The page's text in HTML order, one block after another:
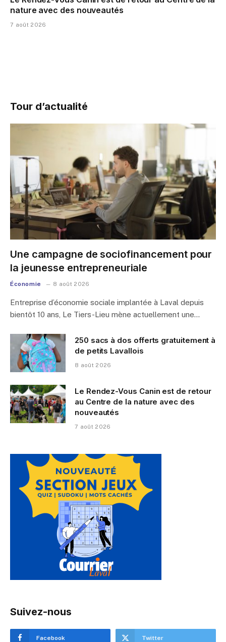
nature avec des nouveautés
7 août 2026
Tour d’actualité
Une campagne de sociofinancement pour
la jeunesse entrepreneuriale
Économie 8 août 2026
Entreprise d’économie sociale implantée à Laval depuis
bientôt 10 ans, Le Tiers-Lieu mène actuellement une…
250 sacs à dos offerts gratuitement à
de petits Lavallois
8 août 2026
Le Rendez-Vous Canin est de retour
au Centre de la nature avec des
nouveautés
7 août 2026
Suivez-nous
Facebook Twitter